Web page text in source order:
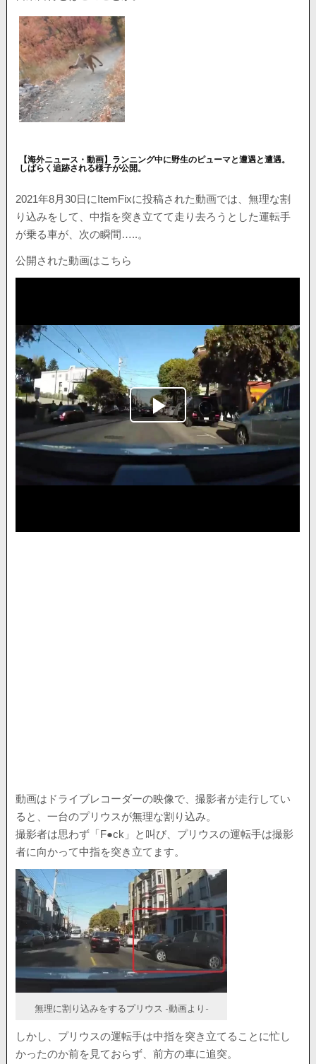
【海外ニュース・動画】ランニング中に野生のピューマと遭遇と遭遇。
しばらく追跡される様子が公開。
2021年8月30日にItemFixに投稿された動画では、無理な割
り込みをして、中指を突き立てて走り去ろうとした運転手
が乗る車が、次の瞬間…..。
公開された動画はこちら
動画はドライブレコーダーの映像で、撮影者が走行してい
ると、一台のプリウスが無理な割り込み。
撮影者は思わず「F●ck」と叫び、プリウスの運転手は撮影
者に向かって中指を突き立てます。
無理に割り込みをするプリウス -動画より-
しかし、プリウスの運転手は中指を突き立てることに忙し
かったのか前を見ておらず、前方の車に追突。